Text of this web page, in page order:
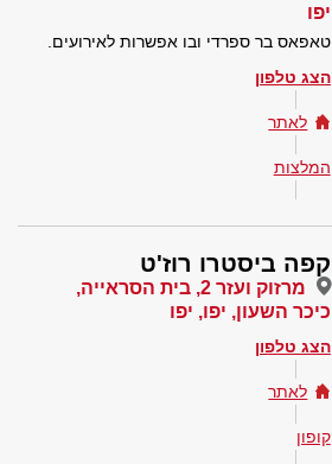
יפו
טאפאס בר ספרדי ובו אפשרות לאירועים.
הצג טלפון
לאתר
המלצות
קפה ביסטרו רוז'ט
מרזוק ועזר 2, בית הסראייה,
כיכר השעון, יפו, יפו
הצג טלפון
לאתר
קופון